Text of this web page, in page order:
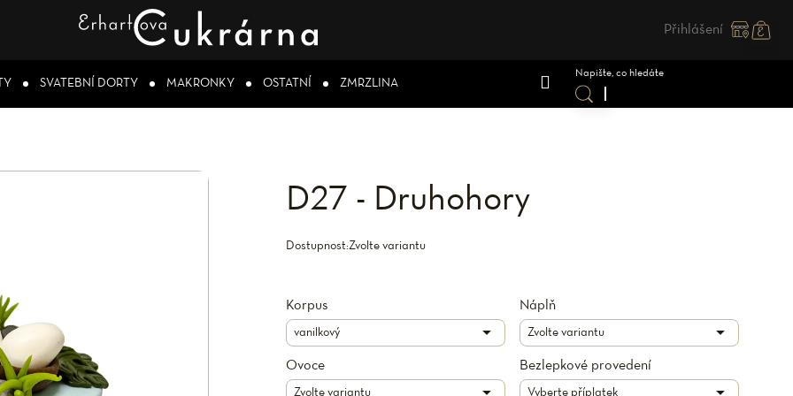
Přihlášení
SVATEBNÍ DORTY MAKRONKY OSTATNÍ ZMRZLINA
D27 - Druhohory
Korpus Náplň
Ovoce Bezlepkové provedení
Dostupnost:Zvolte variantu